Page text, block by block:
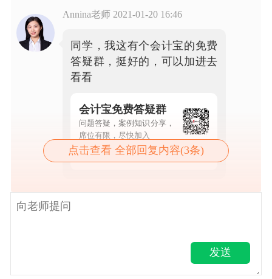
Annina老师 2021-01-20 16:46
同学，我这有个会计宝的免费
答疑群，挺好的，可以加进去
看看
会计宝免费答疑群
问题答疑，案例知识分享，
席位有限，尽快加入
点击查看详情
点击查看 全部回复内容(3条)
发送